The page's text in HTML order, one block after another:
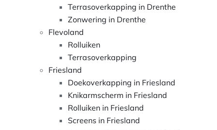
Terrasoverkapping in Drenthe
Zonwering in Drenthe
Flevoland
Rolluiken
Terrasoverkapping
Friesland
Doekoverkapping in Friesland
Knikarmscherm in Friesland
Rolluiken in Friesland
Screens in Friesland